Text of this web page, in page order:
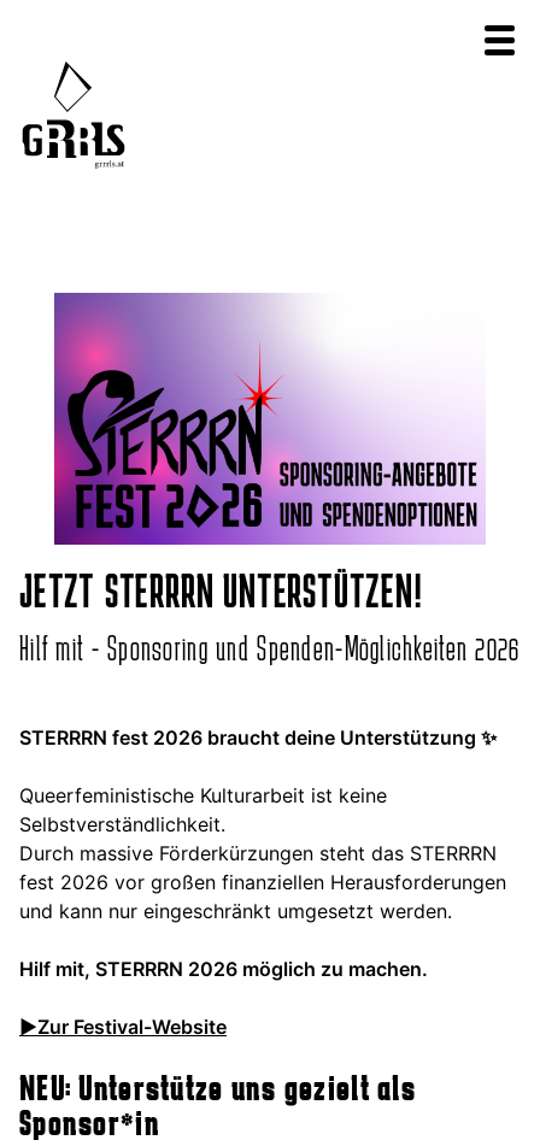
JETZT STERRRN UNTERSTÜTZEN!
Hilf mit - Sponsoring und Spenden-Möglichkeiten 2026
STERRRN fest 2026 braucht deine Unterstützung ✨
Queerfeministische Kulturarbeit ist keine
Selbstverständlichkeit.
Durch massive Förderkürzungen steht das STERRRN
fest 2026 vor großen finanziellen Herausforderungen
und kann nur eingeschränkt umgesetzt werden.
Hilf mit, STERRRN 2026 möglich zu machen.
▶Zur Festival-Website
NEU: Unterstütze uns gezielt als
Sponsor*in